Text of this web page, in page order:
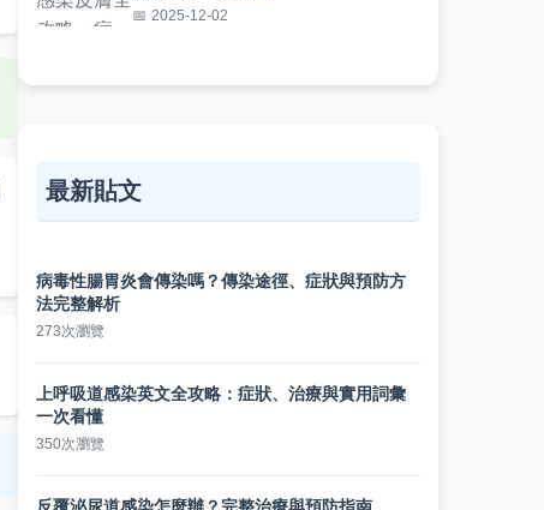
2025-12-02
最新貼文
病毒性腸胃炎會傳染嗎？傳染途徑、症狀與預防方
法完整解析
273次瀏覽
上呼吸道感染英文全攻略：症狀、治療與實用詞彙
一次看懂
350次瀏覽